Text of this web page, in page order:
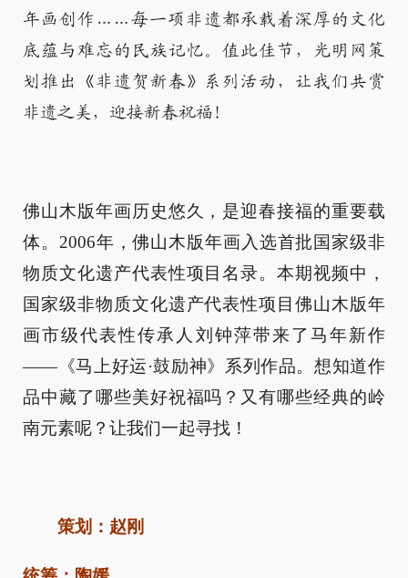
年画创作……每一项非遗都承载着深厚的文化
底蕴与难忘的民族记忆。值此佳节，光明网策
划推出《非遗贺新春》系列活动，让我们共赏
非遗之美，迎接新春祝福！
佛山木版年画历史悠久，是迎春接福的重要载
体。2006年，佛山木版年画入选首批国家级非
物质文化遗产代表性项目名录。本期视频中，
国家级非物质文化遗产代表性项目佛山木版年
画市级代表性传承人刘钟萍带来了马年新作
——《马上好运·鼓励神》系列作品。想知道作
品中藏了哪些美好祝福吗？又有哪些经典的岭
南元素呢？让我们一起寻找！
策划：赵刚